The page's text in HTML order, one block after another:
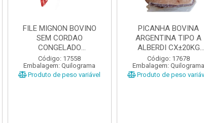
FILE MIGNON BOVINO
SEM CORDAO
CONGELADO
MATURATTA CAIXA
±20K...
Código: 17558
Embalagem: Quilograma
Produto de peso variável
PICANHA BOVINA
ARGENTINA TIPO A
ALBERDI CX±20KG
PEÇAS ±1,3 A...
Código: 17678
Embalagem: Quilograma
Produto de peso